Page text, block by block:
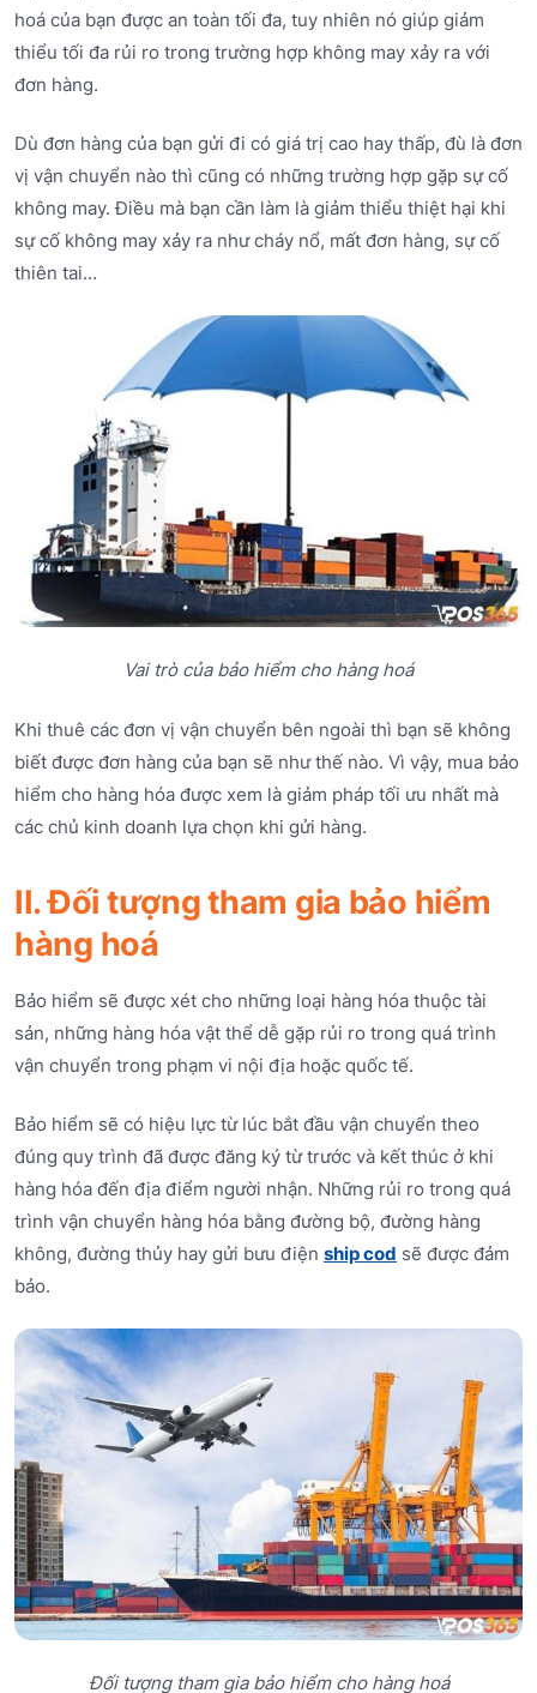
hoá của bạn được an toàn tối đa, tuy nhiên nó giúp giảm
thiểu tối đa rủi ro trong trường hợp không may xảy ra với
đơn hàng.
Dù đơn hàng của bạn gửi đi có giá trị cao hay thấp, đù là đơn
vị vận chuyển nào thì cũng có những trường hợp gặp sự cố
không may. Điều mà bạn cần làm là giảm thiểu thiệt hại khi
sự cố không may xảy ra như cháy nổ, mất đơn hàng, sự cố
thiên tai…
Vai trò của bảo hiểm cho hàng hoá
Khi thuê các đơn vị vận chuyển bên ngoài thì bạn sẽ không
biết được đơn hàng của bạn sẽ như thế nào. Vì vậy, mua bảo
hiểm cho hàng hóa được xem là giảm pháp tối ưu nhất mà
các chủ kinh doanh lựa chọn khi gửi hàng.
II. Đối tượng tham gia bảo hiểm
hàng hoá
Bảo hiểm sẽ được xét cho những loại hàng hóa thuộc tài
sản, những hàng hóa vật thể dễ gặp rủi ro trong quá trình
vận chuyển trong phạm vi nội địa hoặc quốc tế.
Bảo hiểm sẽ có hiệu lực từ lúc bắt đầu vận chuyển theo
đúng quy trình đã được đăng ký từ trước và kết thúc ở khi
hàng hóa đến địa điểm người nhận. Những rủi ro trong quá
trình vận chuyển hàng hóa bằng đường bộ, đường hàng
không, đường thủy hay gửi bưu điện ship cod sẽ được đảm
bảo.
Đối tượng tham gia bảo hiểm cho hàng hoá